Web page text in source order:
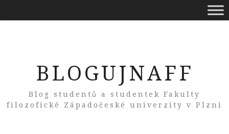
BLOGUJNAFF
Blog studentů a studentek Fakulty
filozofické Západočeské univerzity v Plzni